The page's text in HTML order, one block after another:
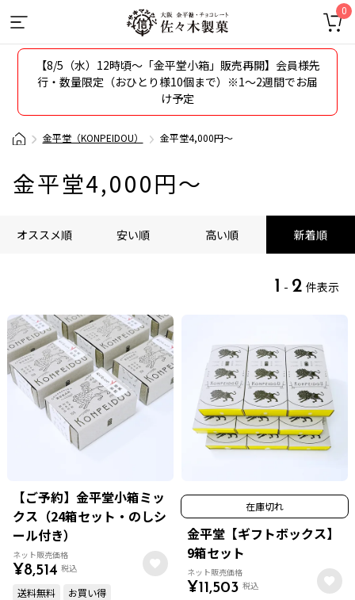
0
【8/5（水）12時頃〜「金平堂小箱」販売再開】会員様先
行・数量限定（おひとり様10個まで）※1～2週間でお届
け予定
金平堂（KONPEIDOU） 金平堂4,000円～
金平堂4,000円～
オススメ順 安い順 高い順 新着順
1 - 2 件表示
【ご予約】金平堂小箱ミッ
クス（24箱セット・のしシ
ール付き）
ネット販売価格
¥8,514 税込
送料無料 お買い得
在庫切れ
金平堂【ギフトボックス】
9箱セット
ネット販売価格
¥11,503 税込